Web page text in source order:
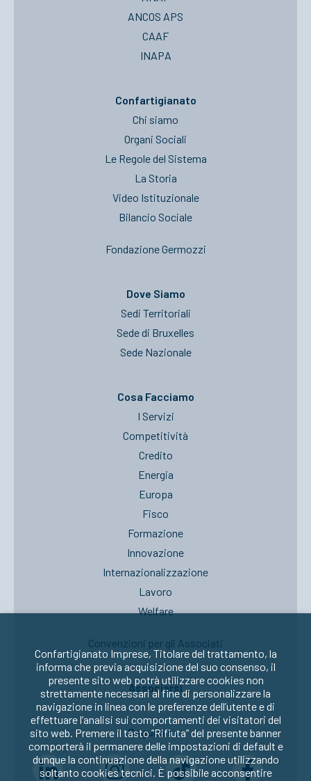
ANCOS APS
CAAF
INAPA
Confartigianato
Chi siamo
Organi Sociali
Le Regole del Sistema
La Storia
Video Istituzionale
Bilancio Sociale
Fondazione Germozzi
Dove Siamo
Sedi Territoriali
Sede di Bruxelles
Sede Nazionale
Cosa Facciamo
I Servizi
Competitività
Credito
Energia
Europa
Fisco
Formazione
Innovazione
Internazionalizzazione
Lavoro
Welfare
Convenzioni per gli Associati
Associarsi
Seguici su:
Confartigianato Imprese, Titolare del trattamento, la
informa che previa acquisizione del suo consenso, il
presente sito web potrà utilizzare cookies non
strettamente necessari al fine di personalizzare la
navigazione in linea con le preferenze dell’utente e di
effettuare l’analisi sui comportamenti dei visitatori del
sito web. Premere il tasto “Rifiuta” del presente banner
comporterà il permanere delle impostazioni di default e
dunque la continuazione della navigazione utilizzando
soltanto cookies tecnici. È possibile acconsentire